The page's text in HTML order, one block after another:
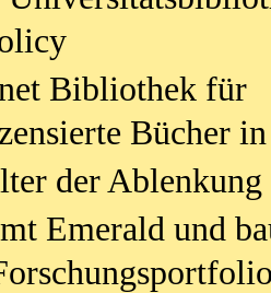
Bibliothek für
Bücher
der Ablenkung
Emerald und